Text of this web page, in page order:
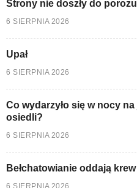
Strony nie doszły do
6 SIERPNIA 2026
Upał
6 SIERPNIA 2026
Co wydarzyło się w nocy
osiedli?
6 SIERPNIA 2026
Bełchatowianie oddają krew